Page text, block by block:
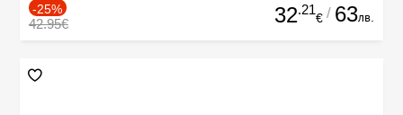
-25%
42.95€ 32.21
€ / 63лв.